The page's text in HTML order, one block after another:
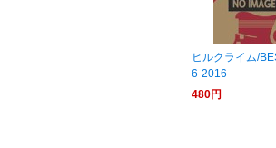
ヒルクライム/
6-2016
480円